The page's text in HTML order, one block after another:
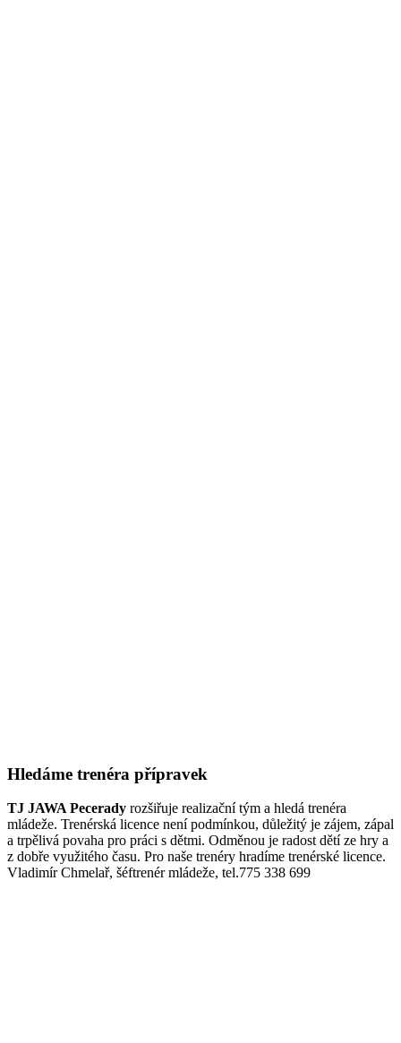
Hledáme trenéra přípravek
TJ JAWA Pecerady rozšiřuje realizační tým a hledá trenéra
mládeže. Trenérská licence není podmínkou, důležitý je zájem, zápal
a trpělivá povaha pro práci s dětmi. Odměnou je radost dětí ze hry a
z dobře využitého času. Pro naše trenéry hradíme trenérské licence.
Vladimír Chmelař, šéftrenér mládeže, tel.775 338 699